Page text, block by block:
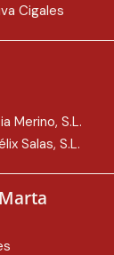
Cigales
Merino, S.L.
Salas, S.L.